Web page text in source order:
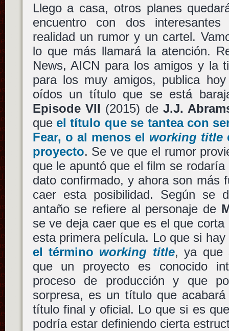
Llego a casa, otros planes
encuentro con dos
realidad un rumor y un cartel.
lo que más llamará la atención.
News, AICN para los amigos y la
para los muy amigos, publica
oídos un título que se está
Episode VII (2015) de J.J.
que el título que se tantea con
Fear, o al menos el working title
proyecto. Se ve que el rumor
que le apuntó que el film se
dato confirmado, y ahora son más
caer esta posibilidad. Según se
antaño se refiere al personaje de
se ve deja caer que es el que
esta primera película. Lo que si
el término working title, ya que
que un proyecto es conocido
proceso de producción y que
sorpresa, es un título que
título final y oficial. Lo que si es
podría estar definiendo cierta